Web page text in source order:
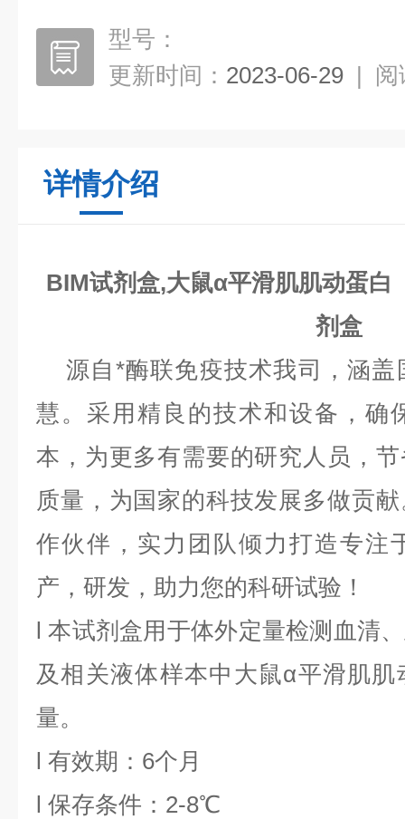
型号：
更新时间： 2023-06-29 | 阅
详情介绍
BIM试剂盒,大鼠α平滑肌肌动蛋白
剂盒
源自*酶联免疫技术我司，涵盖
慧。采用精良的技术和设备，确
本，为更多有需要的研究人员，
质量，为国家的科技发展多做贡
作伙伴，实力团队倾力打造专注
产，研发，助力您的科研试验！
l本试剂盒用于体外定量检测血清
及相关液体样本中 大鼠α平滑肌肌
量。
l 有效期：6个月
l 保存条件： 2-8℃